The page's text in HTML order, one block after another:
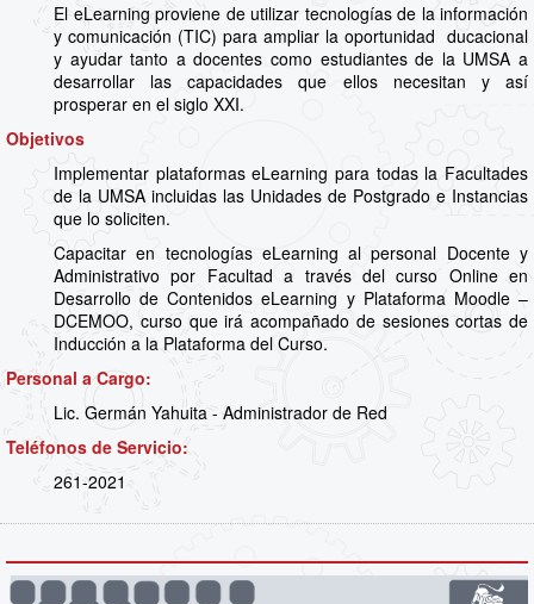
El eLearning proviene de utilizar tecnologías de la información
y comunicación (TIC) para ampliar la oportunidad ducacional
y ayudar tanto a docentes como estudiantes de la UMSA a
desarrollar las capacidades que ellos necesitan y así
prosperar en el siglo XXI.
Objetivos
Implementar plataformas eLearning para todas la Facultades
de la UMSA incluidas las Unidades de Postgrado e Instancias
que lo soliciten.
Capacitar en tecnologías eLearning al personal Docente y
Administrativo por Facultad a través del curso Online en
Desarrollo de Contenidos eLearning y Plataforma Moodle –
DCEMOO, curso que irá acompañado de sesiones cortas de
Inducción a la Plataforma del Curso.
Personal a Cargo:
Lic. Germán Yahuita - Administrador de Red
Teléfonos de Servicio:
261-2021